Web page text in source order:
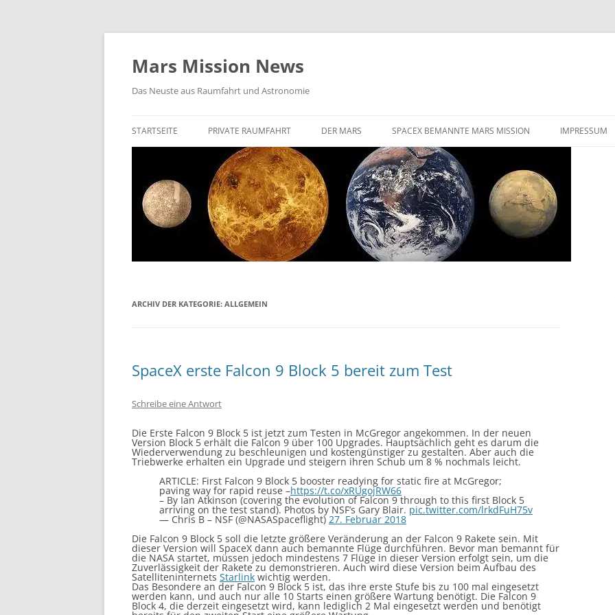
Zum
Mars Mission News
Das Neuste aus Raumfahrt und Astronomie
STARTSEITE PRIVATE RAUMFAHRT
SPACEX STARLINK SATELLITEN NETZWERK
BIEGELOW AEROSPACE
ROCKET LAB
VIRGIN GALACTIC
ISAR AEROSPACE
DER MARS
DIE HERAUSFORDERUNGEN EINER
BEMANNTEN MARS MISSION
FLÜGE ZUM MARS
GIBT ES AKTIVE VULKANISMUS
AUF DEM MARS
SPACEX BEMANNTE MARS MISSION IMPRESSUM
ARCHIV DER KATEGORIE: ALLGEMEIN
SpaceX erste Falcon 9 Block 5 bereit zum Test
Schreibe eine Antwort
Die Erste Falcon 9 Block 5 ist jetzt zum Testen in McGregor angekommen. In der neuen
Version Block 5 erhält die Falcon 9 über 100 Upgrades. Hauptsächlich geht es darum die
Wiederverwendung zu beschleunigen und kostengünstiger zu gestalten. Aber auch die
Triebwerke erhalten ein Upgrade und steigern ihren Schub um 8 % nochmals leicht.
ARTICLE: First Falcon 9 Block 5 booster readying for static fire at McGregor;
paving way for rapid reuse –https://t.co/xRUgojRW66
– By Ian Atkinson (covering the evolution of Falcon 9 through to this first Block 5
arriving on the test stand). Photos by NSF’s Gary Blair. pic.twitter.com/lrkdFuH75v
— Chris B – NSF (@NASASpaceflight)27. Februar 2018
Die Falcon 9 Block 5 soll die letzte größere Veränderung an der Falcon 9 Rakete sein. Mit
dieser Version will SpaceX dann auch bemannte Flüge durchführen. Bevor man bemannt für
die NASA startet, müssen jedoch mindestens 7 Flüge in dieser Version erfolgt sein, um die
Zuverlässigkeit der Rakete zu demonstrieren. Auch wird diese Version beim Aufbau des
Satelliteninternets Starlink wichtig werden.
Das Besondere an der Falcon 9 Block 5 ist, das ihre erste Stufe bis zu 100 mal eingesetzt
werden kann, und auch nur alle 10 Starts einen größere Wartung benötigt. Die Falcon 9
Block 4, die derzeit eingesetzt wird, kann lediglich 2 Mal eingesetzt werden und benötigt